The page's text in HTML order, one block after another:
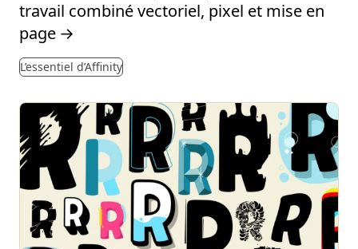
travail combiné vectoriel, pixel et mise en
page →
L’essentiel d’Affinity